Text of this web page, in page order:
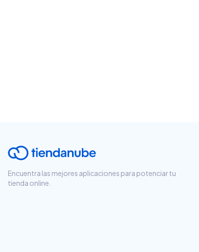
Encuentra las mejores aplicaciones para potenciar tu
tienda online.